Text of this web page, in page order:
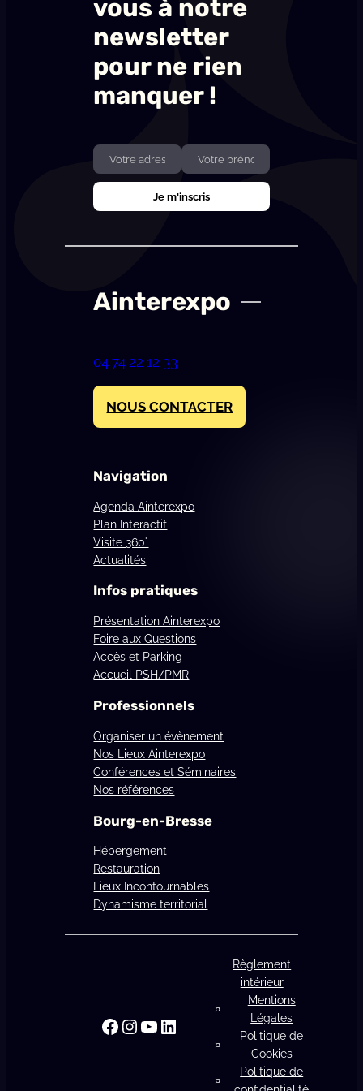
vous à notre
newsletter
pour ne rien
manquer !
Ainterexpo
04 74 22 12 33
NOUS CONTACTER
Navigation
Agenda Ainterexpo
Plan Interactif
Visite 360°
Actualités
Infos pratiques
Présentation Ainterexpo
Foire aux Questions
Accès et Parking
Accueil PSH/PMR
Professionnels
Organiser un évènement
Nos Lieux Ainterexpo
Conférences et Séminaires
Nos références
Bourg-en-Bresse
Hébergement
Restauration
Lieux Incontournables
Dynamisme territorial
Facebook
Instagram
YouTube
LinkedIn
Règlement
intérieur
Mentions
Légales
Politique de
Cookies
Politique de